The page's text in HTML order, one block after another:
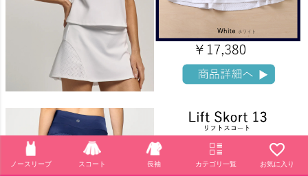
ノースリーブ スコート 長袖 カテゴリ一覧 お気に入り